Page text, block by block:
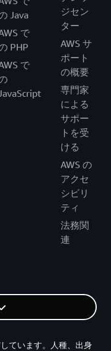
Java
で
PHP
で
ジセン
ター
AWS サ
ポート
の概要
専門家
による
サポー
トを受
ける
AWS の
アクセ
シビリ
ティ
法務関
連
ています。人種、出身